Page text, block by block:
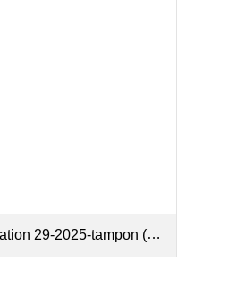
29-2025-tampon (1).pdf